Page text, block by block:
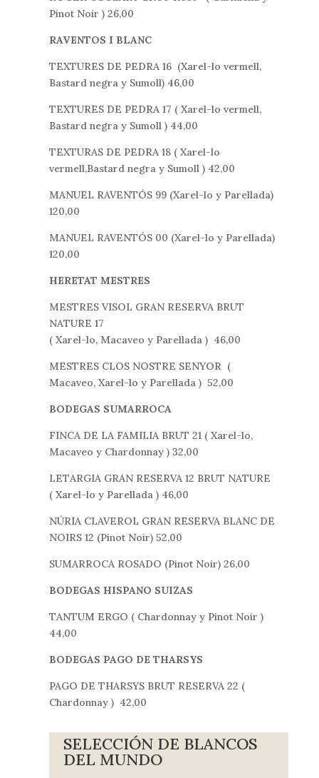
Pinot Noir ) 26,00
RAVENTOS I BLANC
TEXTURES DE PEDRA 16 (Xarel-lo vermell,
Bastard negra y Sumoll) 46,00
TEXTURES DE PEDRA 17 ( Xarel-lo vermell,
Bastard negra y Sumoll ) 44,00
TEXTURAS DE PEDRA 18 ( Xarel-lo
vermell,Bastard negra y Sumoll ) 42,00
MANUEL RAVENTÓS 99 (Xarel-lo y Parellada)
120,00
MANUEL RAVENTÓS 00 (Xarel-lo y Parellada)
120,00
HERETAT MESTRES
MESTRES VISOL GRAN RESERVA BRUT
NATURE 17
( Xarel-lo, Macaveo y Parellada ) 46,00
MESTRES CLOS NOSTRE SENYOR (
Macaveo, Xarel-lo y Parellada ) 52,00
BODEGAS SUMARROCA
FINCA DE LA FAMILIA BRUT 21 ( Xarel-lo,
Macaveo y Chardonnay ) 32,00
LETARGIA GRAN RESERVA 12 BRUT NATURE
( Xarel-lo y Parellada ) 46,00
NÚRIA CLAVEROL GRAN RESERVA BLANC DE
NOIRS 12 (Pinot Noir) 52,00
SUMARROCA ROSADO (Pinot Noir) 26,00
BODEGAS HISPANO SUIZAS
TANTUM ERGO ( Chardonnay y Pinot Noir )
44,00
BODEGAS PAGO DE THARSYS
PAGO DE THARSYS BRUT RESERVA 22 (
Chardonnay ) 42,00
SELECCIÓN DE BLANCOS
DEL MUNDO